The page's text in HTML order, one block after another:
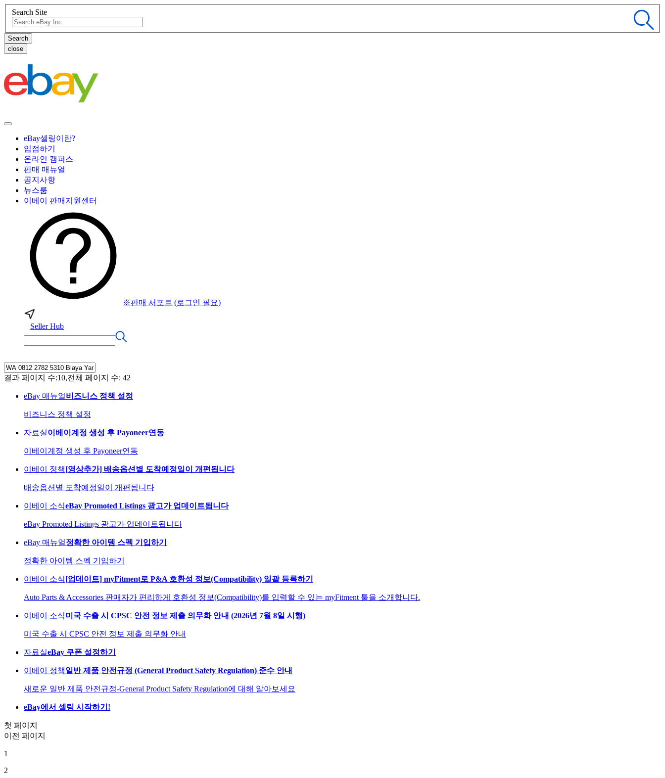
Search Site
close
eBay셀링이란?
입점하기
온라인 캠퍼스
판매 매뉴얼
공지사항
뉴스룸
이베이 판매지원센터
※판매 서포트 (로그인 필요)
Seller Hub
결과 페이지 수:10,전체 페이지 수: 42
eBay 매뉴얼비즈니스 정책 설정
비즈니스 정책 설정
자료실이베이계정 생성 후 Payoneer연동
이베이계정 생성 후 Payoneer연동
이베이 정책[영상추가] 배송옵션별 도착예정일이 개편됩니다
배송옵션별 도착예정일이 개편됩니다
이베이 소식eBay Promoted Listings 광고가 업데이트됩니다
eBay Promoted Listings 광고가 업데이트됩니다
eBay 매뉴얼정확한 아이템 스펙 기입하기
정확한 아이템 스펙 기입하기
이베이 소식[업데이트] myFitment로 P&A 호환성 정보(Compatibility) 일괄 등록하기
Auto Parts & Accessories 판매자가 편리하게 호환성 정보(Compatibility)를 입력할 수 있는 myFitment 툴을 소개합니다.
이베이 소식미국 수출 시 CPSC 안전 정보 제출 의무화 안내 (2026년 7월 8일 시행)
미국 수출 시 CPSC 안전 정보 제출 의무화 안내
자료실eBay 쿠폰 설정하기
이베이 정책일반 제품 안전규정 (General Product Safety Regulation) 준수 안내
새로운 일반 제품 안전규정-General Product Safety Regulation에 대해 알아보세요
eBay에서 셀링 시작하기!
첫 페이지
이전 페이지
1
2